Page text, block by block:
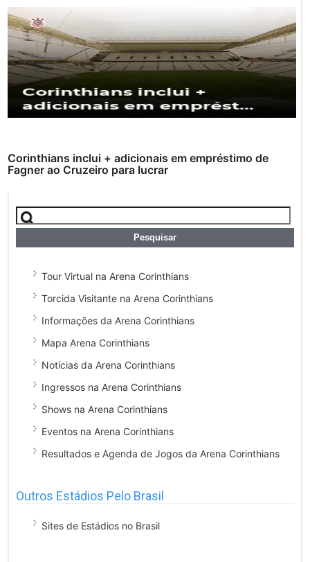
Corinthians inclui + adicionais em empréstimo de
Fagner ao Cruzeiro para lucrar
Tour Virtual na Arena Corinthians
Torcida Visitante na Arena Corinthians
Informações da Arena Corinthians
Mapa Arena Corinthians
Notícias da Arena Corinthians
Ingressos na Arena Corinthians
Shows na Arena Corinthians
Eventos na Arena Corinthians
Resultados e Agenda de Jogos da Arena Corinthians
Outros Estádios Pelo Brasil
Sites de Estádios no Brasil